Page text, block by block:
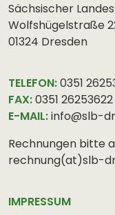
Sächsischer
Wolfshügelstraße
01324 Dresden
TELEFON:0351
FAX:0351 26253622
E-MAIL:info@slb-
Rechnungen bitte
rechnung(at)slb-
IMPRESSUM